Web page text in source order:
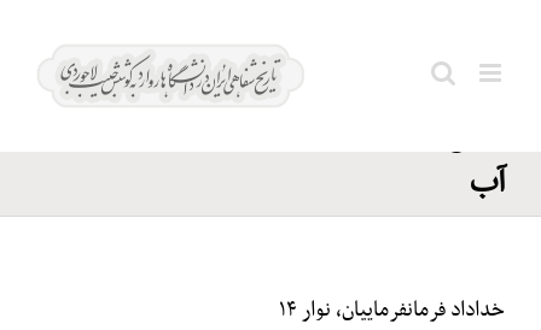
کردن
آب
خداداد فرمانفرماییان، نوار ۱۴